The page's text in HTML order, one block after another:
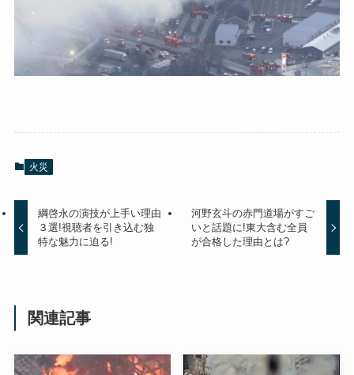
火災
綱啓永の演技が上手い理由
３選!視聴者を引き込む独
特な魅力に迫る!
河野玄斗の赤門道場がすご
いと話題に!東大含む全員
が合格した理由とは?
関連記事